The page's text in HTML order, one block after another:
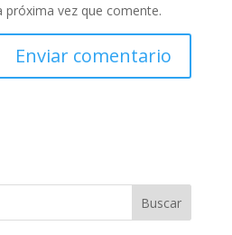
próxima vez que comente.
Buscar